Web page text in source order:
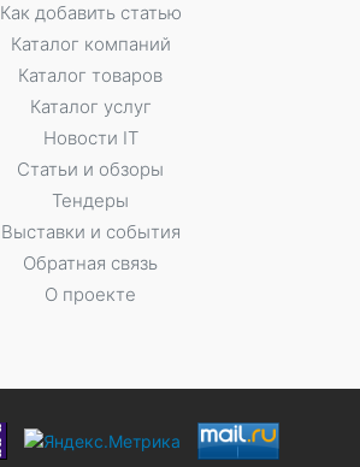
Как добавить статью
Каталог компаний
Каталог товаров
Каталог услуг
Новости IT
Статьи и обзоры
Тендеры
Выставки и события
Обратная связь
О проекте